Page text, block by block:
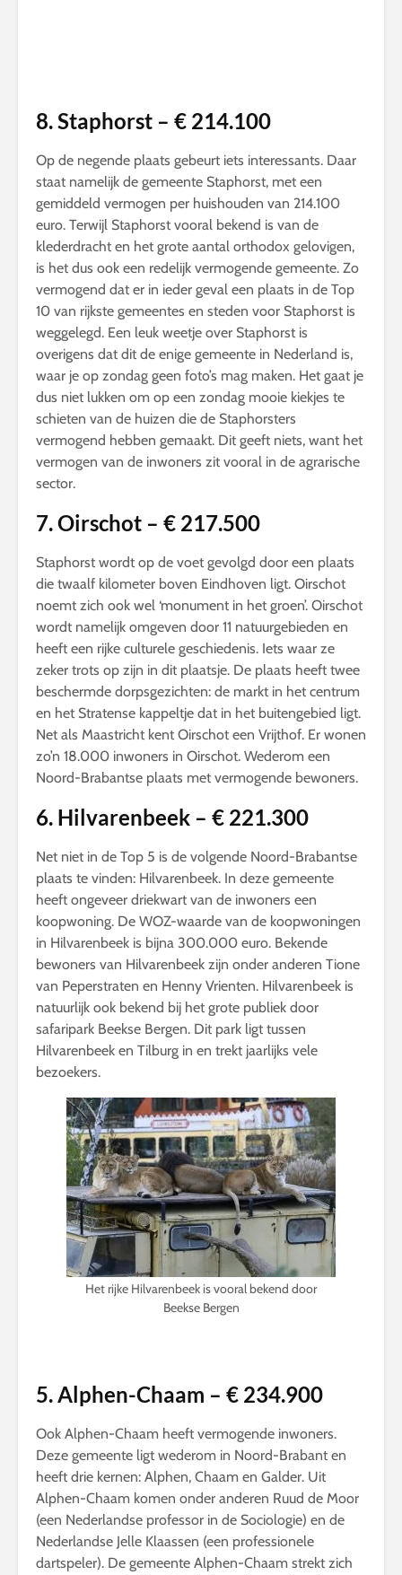
8. Staphorst – € 214.100
Op de negende plaats gebeurt iets interessants. Daar
staat namelijk de gemeente Staphorst, met een
gemiddeld vermogen per huishouden van 214.100
euro. Terwijl Staphorst vooral bekend is van de
klederdracht en het grote aantal orthodox gelovigen,
is het dus ook een redelijk vermogende gemeente. Zo
vermogend dat er in ieder geval een plaats in de Top
10 van rijkste gemeentes en steden voor Staphorst is
weggelegd. Een leuk weetje over Staphorst is
overigens dat dit de enige gemeente in Nederland is,
waar je op zondag geen foto’s mag maken. Het gaat je
dus niet lukken om op een zondag mooie kiekjes te
schieten van de huizen die de Staphorsters
vermogend hebben gemaakt. Dit geeft niets, want het
vermogen van de inwoners zit vooral in de agrarische
sector.
7. Oirschot – € 217.500
Staphorst wordt op de voet gevolgd door een plaats
die twaalf kilometer boven Eindhoven ligt. Oirschot
noemt zich ook wel ‘monument in het groen’. Oirschot
wordt namelijk omgeven door 11 natuurgebieden en
heeft een rijke culturele geschiedenis. Iets waar ze
zeker trots op zijn in dit plaatsje. De plaats heeft twee
beschermde dorpsgezichten: de markt in het centrum
en het Stratense kappeltje dat in het buitengebied ligt.
Net als Maastricht kent Oirschot een Vrijthof. Er wonen
zo’n 18.000 inwoners in Oirschot. Wederom een
Noord-Brabantse plaats met vermogende bewoners.
6. Hilvarenbeek – € 221.300
Net niet in de Top 5 is de volgende Noord-Brabantse
plaats te vinden: Hilvarenbeek. In deze gemeente
heeft ongeveer driekwart van de inwoners een
koopwoning. De WOZ-waarde van de koopwoningen
in Hilvarenbeek is bijna 300.000 euro. Bekende
bewoners van Hilvarenbeek zijn onder anderen Tione
van Peperstraten en Henny Vrienten. Hilvarenbeek is
natuurlijk ook bekend bij het grote publiek door
safaripark Beekse Bergen. Dit park ligt tussen
Hilvarenbeek en Tilburg in en trekt jaarlijks vele
bezoekers.
Het rijke Hilvarenbeek is vooral bekend door
Beekse Bergen
5. Alphen-Chaam – € 234.900
Ook Alphen-Chaam heeft vermogende inwoners.
Deze gemeente ligt wederom in Noord-Brabant en
heeft drie kernen: Alphen, Chaam en Galder. Uit
Alphen-Chaam komen onder anderen Ruud de Moor
(een Nederlandse professor in de Sociologie) en de
Nederlandse Jelle Klaassen (een professionele
dartspeler). De gemeente Alphen-Chaam strekt zich